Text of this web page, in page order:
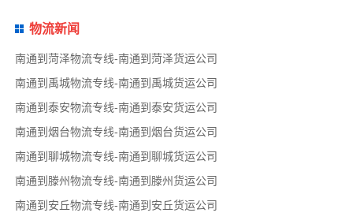
物流新闻
南通到菏泽物流专线-南通到菏泽货运公司
南通到禹城物流专线-南通到禹城货运公司
南通到泰安物流专线-南通到泰安货运公司
南通到烟台物流专线-南通到烟台货运公司
南通到聊城物流专线-南通到聊城货运公司
南通到滕州物流专线-南通到滕州货运公司
南通到安丘物流专线-南通到安丘货运公司